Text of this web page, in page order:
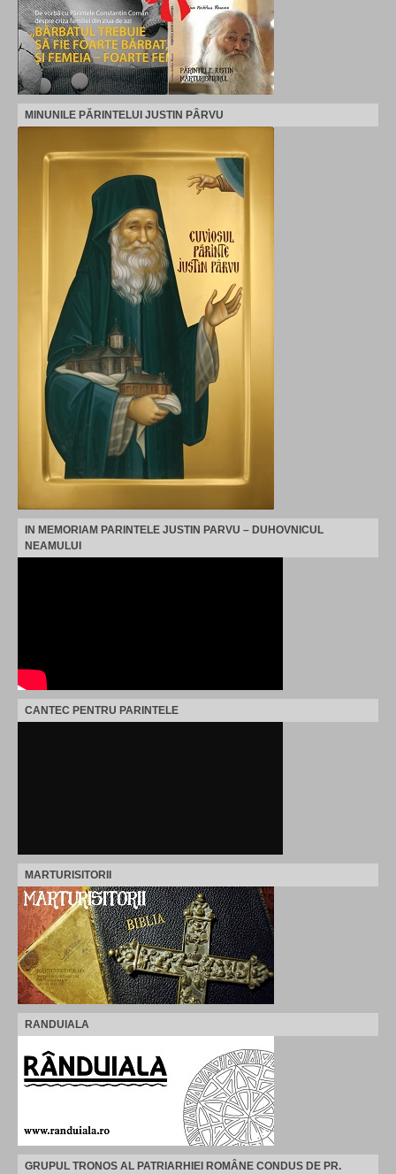
MINUNILE PĂRINTELUI JUSTIN PÂRVU
IN MEMORIAM PARINTELE JUSTIN PARVU – DUHOVNICUL
NEAMULUI
CANTEC PENTRU PARINTELE
MARTURISITORII
RANDUIALA
GRUPUL TRONOS AL PATRIARHIEI ROMÂNE CONDUS DE PR.